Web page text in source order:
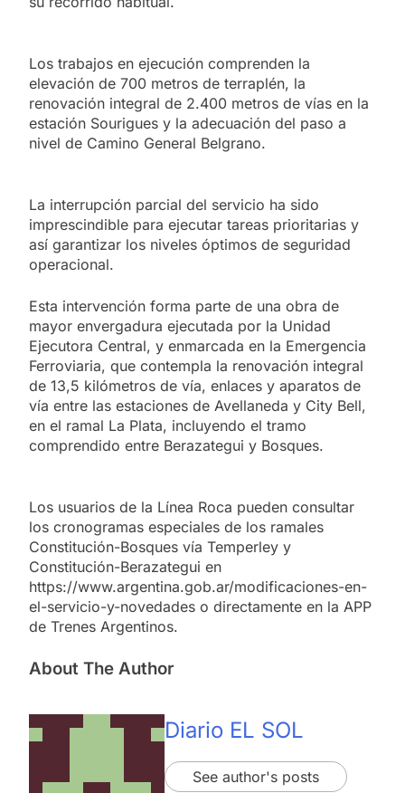
Los trabajos en ejecución comprenden la
elevación de 700 metros de terraplén, la
renovación integral de 2.400 metros de vías en la
estación Sourigues y la adecuación del paso a
nivel de Camino General Belgrano.
La interrupción parcial del servicio ha sido
imprescindible para ejecutar tareas prioritarias y
así garantizar los niveles óptimos de seguridad
operacional.
Esta intervención forma parte de una obra de
mayor envergadura ejecutada por la Unidad
Ejecutora Central, y enmarcada en la Emergencia
Ferroviaria, que contempla la renovación integral
de 13,5 kilómetros de vía, enlaces y aparatos de
vía entre las estaciones de Avellaneda y City Bell,
en el ramal La Plata, incluyendo el tramo
comprendido entre Berazategui y Bosques.
Los usuarios de la Línea Roca pueden consultar
los cronogramas especiales de los ramales
Constitución-Bosques vía Temperley y
Constitución-Berazategui en
https://www.argentina.gob.ar/modificaciones-en-
el-servicio-y-novedades o directamente en la APP
de Trenes Argentinos.
About The Author
Diario EL SOL
See author's posts